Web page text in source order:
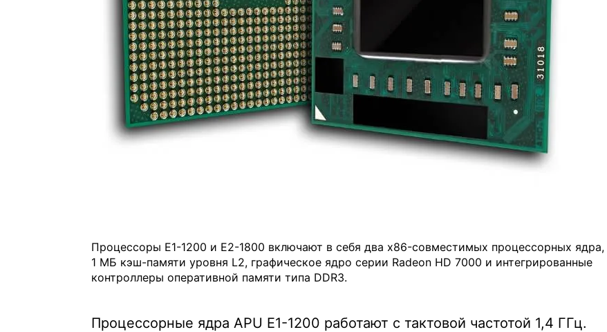
Процессоры E1-1200 и E2-1800 включают в себя два x86-совместимых процессорных ядра,
1 МБ кэш-памяти уровня L2, графическое ядро серии Radeon HD 7000 и интегрированные
контроллеры оперативной памяти типа DDR3.
Процессорные ядра APU E1-1200 работают с тактовой частотой 1,4 ГГц.